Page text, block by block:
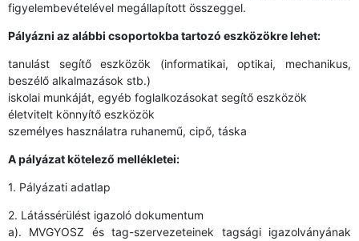
figyelembevételével megállapított összeggel.
Pályázni az alábbi csoportokba tartozó eszközökre lehet:
tanulást segítő eszközök (informatikai, optikai, mechanikus,
beszélő alkalmazások stb.)
iskolai munkáját, egyéb foglalkozásokat segítő eszközök
életvitelt könnyítő eszközök
személyes használatra ruhanemű, cipő, táska
A pályázat kötelező mellékletei:
1. Pályázati adatlap
2. Látássérülést igazoló dokumentum
a). MVGYOSZ és tag-szervezeteinek tagsági igazolványának